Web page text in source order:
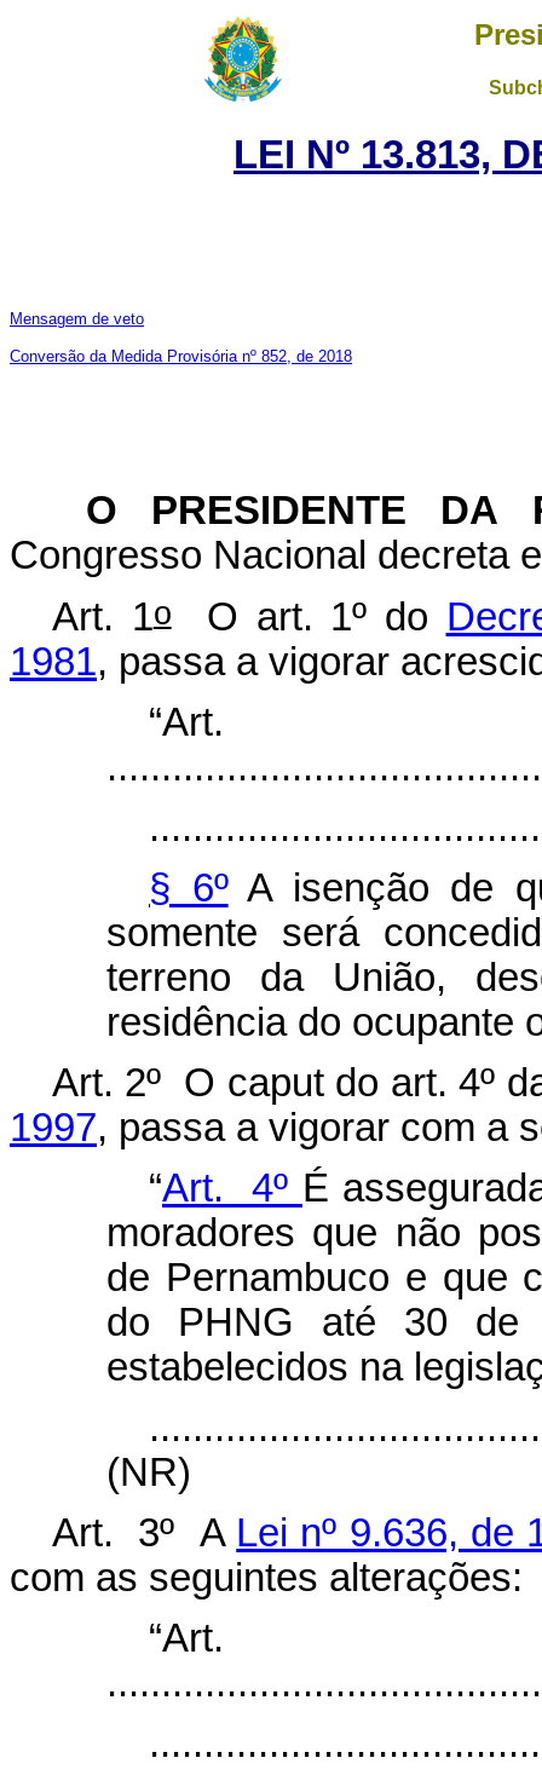
LEI Nº 13.813,
Mensagem de veto
Conversão da Medida Provisória nº 852, de 2018
O PRESIDENTE DA
Congresso Nacional decreta
Art. 1oO art. 1º do
1981, passa a vigorar
§ 6ºA isenção de
somente será
terreno da União,
residência do ocupante
Art. 2º O caput do art. 4º
1997, passa a vigorar com a
“Art. 4º É
moradores que não
de Pernambuco e que
do PHNG até 30 de
estabelecidos na
(NR)
Art. 3º A Lei nº 9.636, de
com as seguintes alterações: